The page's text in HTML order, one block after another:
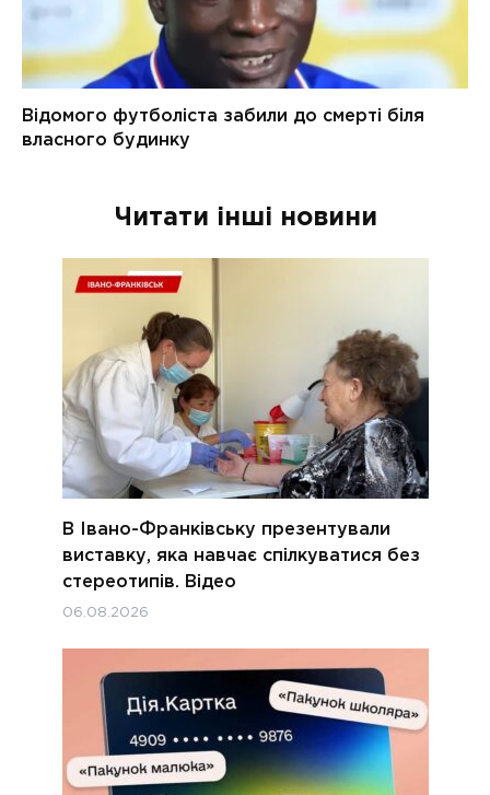
Читати інші новини
В Івано-Франківську презентували
виставку, яка навчає спілкуватися без
стереотипів. Відео
06.08.2026